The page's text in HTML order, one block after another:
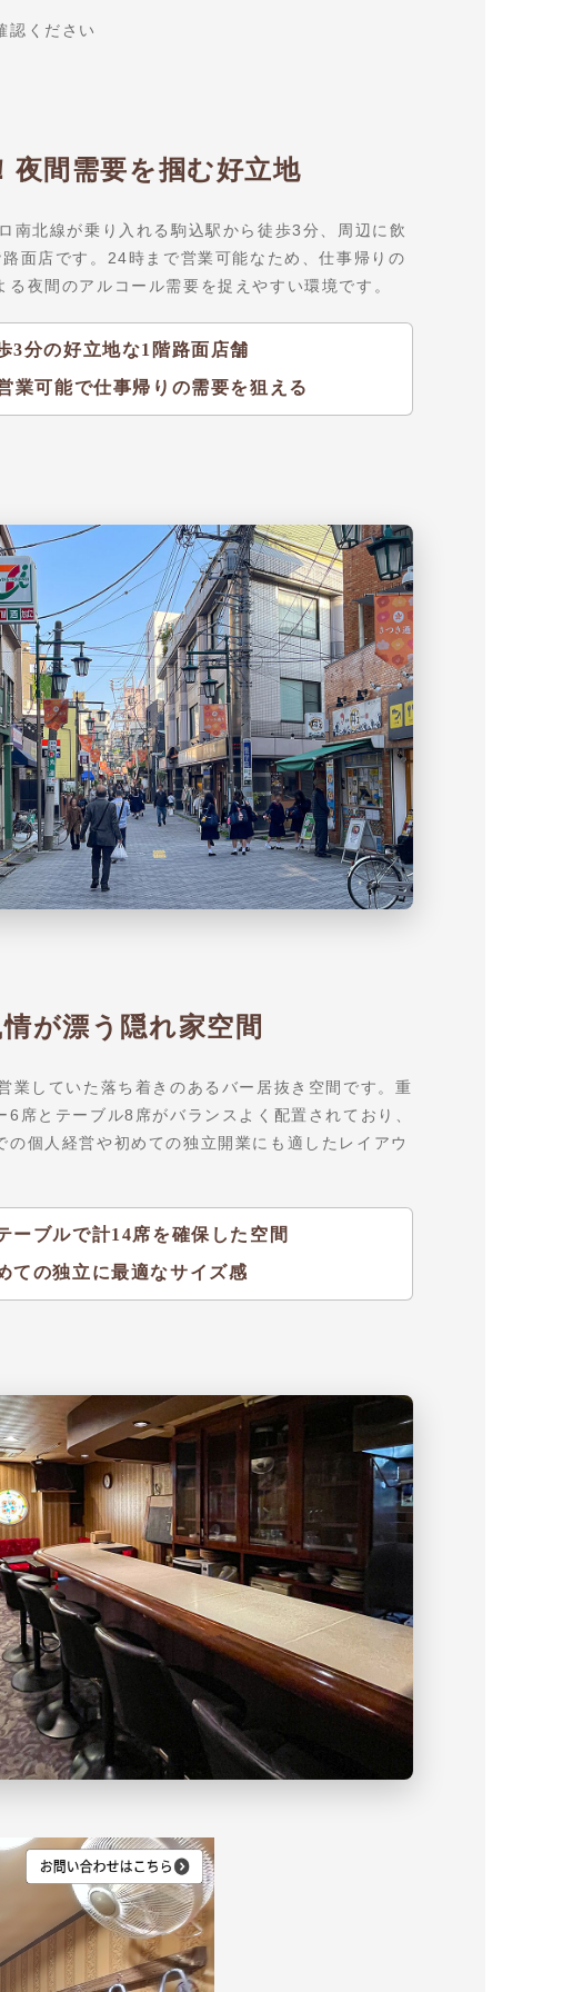
認ください
夜間需要を掴む好立地
南北線が乗り入れる駒込駅から徒歩3分、周辺に飲
面店です。24時まで営業可能なため、仕事帰りの
る夜間のアルコール需要を捉えやすい環境です。
3分の好立地な1階路面店舗
業可能で仕事帰りの需要を狙える
が漂う隠れ家空間
業していた落ち着きのあるバー居抜き空間です。重
6席とテーブル8席がバランスよく配置されており、
の個人経営や初めての独立開業にも適したレイアウ
ーブルで計14席を確保した空間
ての独立に最適なサイズ感